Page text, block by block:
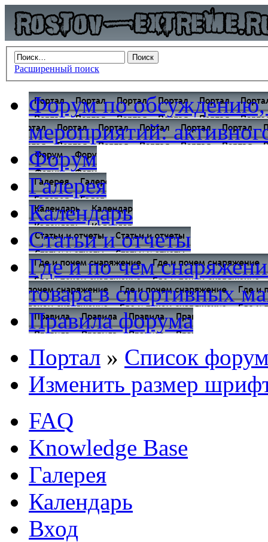
Расширенный поиск
Форум по обсуждению,
мероприятий:
Форум
Галерея
Календарь
Статьи и отчеты
Где и по чем
товара в спортивных
Правила форума
Портал » Список
Изменить размер
FAQ
Knowledge Base
Галерея
Календарь
Вход